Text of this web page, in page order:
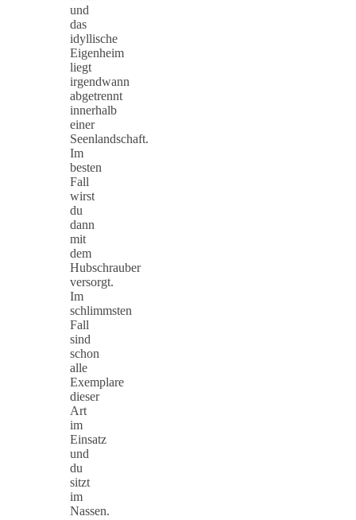
und
das
idyllische
Eigenheim
liegt
irgendwann
abgetrennt
innerhalb
einer
Seenlandschaft.
Im
besten
Fall
wirst
du
dann
mit
dem
Hubschrauber
versorgt.
Im
schlimmsten
Fall
sind
schon
alle
Exemplare
dieser
Art
im
Einsatz
und
du
sitzt
im
Nassen.